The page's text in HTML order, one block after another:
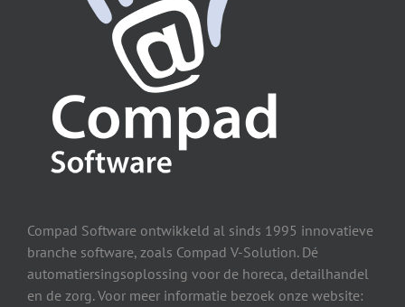
Compad Software ontwikkeld al sinds 1995 innovatieve
branche software, zoals Compad V-Solution. Dé
automatiersingsoplossing voor de horeca, detailhandel
en de zorg. Voor meer informatie bezoek onze website: